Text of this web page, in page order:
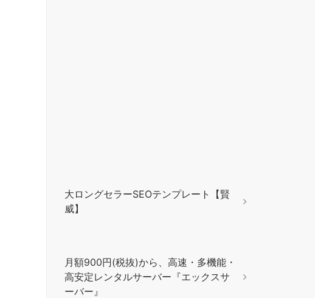
大ロングセラーSEOテンプレート【賢
威】
月額900円(税抜)から、高速・多機能・
高安定レンタルサーバー『エックスサ
ーバー』